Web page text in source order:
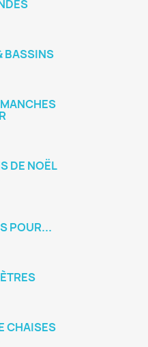
BASSINS
DE NOËL
POUR...
CHAISES